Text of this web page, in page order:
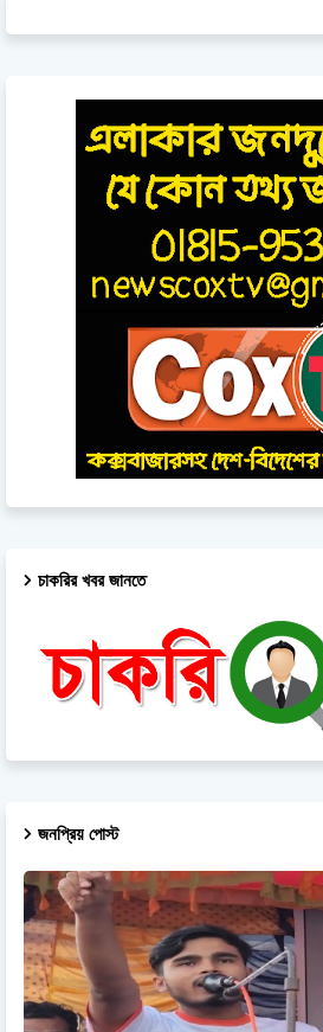
চাকরির খবর জানতে
জনপ্রিয় পোস্ট